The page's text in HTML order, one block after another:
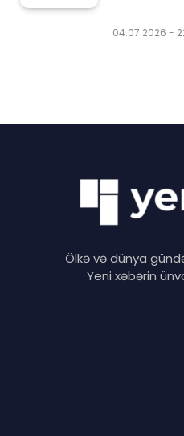
04.07.2026 -
Ölkə və dünya
Yeni xəbərin